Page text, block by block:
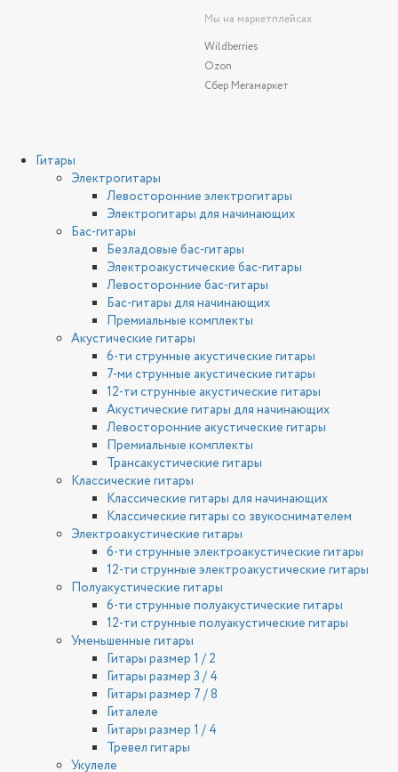
Мы на маркетплейсах
Wildberries
Ozon
Сбер Мегамаркет
Гитары
Электрогитары
Левосторонние электрогитары
Электрогитары для начинающих
Бас-гитары
Безладовые бас-гитары
Электроакустические бас-гитары
Левосторонние бас-гитары
Бас-гитары для начинающих
Премиальные комплекты
Акустические гитары
6-ти струнные акустические гитары
7-ми струнные акустические гитары
12-ти струнные акустические гитары
Акустические гитары для начинающих
Левосторонние акустические гитары
Премиальные комплекты
Трансакустические гитары
Классические гитары
Классические гитары для начинающих
Классические гитары со звукоснимателем
Электроакустические гитары
6-ти струнные электроакустические гитары
12-ти струнные электроакустические гитары
Полуакустические гитары
6-ти струнные полуакустические гитары
12-ти струнные полуакустические гитары
Уменьшенные гитары
Гитары размер 1 / 2
Гитары размер 3 / 4
Гитары размер 7 / 8
Гиталеле
Гитары размер 1 / 4
Тревел гитары
Укулеле